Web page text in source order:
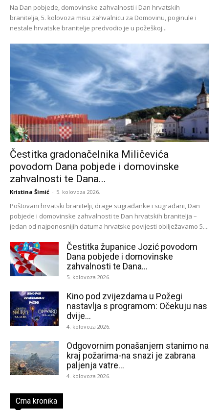
Na Dan pobjede, domovinske zahvalnosti i Dan hrvatskih
branitelja, 5. kolovoza misu zahvalnicu za Domovinu, poginule i
nestale hrvatske branitelje predvodio je u požeškoj...
Čestitka gradonačelnika Miličevića
povodom Dana pobjede i domovinske
zahvalnosti te Dana...
Kristina Šimić - 5. kolovoza 2026.
Poštovani hrvatski branitelji, drage sugrađanke i sugrađani, Dan
pobjede i domovinske zahvalnosti te Dan hrvatskih branitelja –
jedan od najponosnijih datuma hrvatske povijesti obilježavamo 5....
Čestitka županice Jozić povodom
Dana pobjede i domovinske
zahvalnosti te Dana...
5. kolovoza 2026.
Kino pod zvijezdama u Požegi
nastavlja s programom: Očekuju nas
dvije...
4. kolovoza 2026.
Odgovornim ponašanjem stanimo na
kraj požarima-na snazi je zabrana
paljenja vatre...
4. kolovoza 2026.
Crna kronika